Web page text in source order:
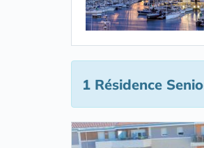
1 Résidence